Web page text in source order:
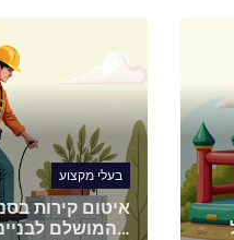
בעלי מקצוע
איטום קירות
המושלם לבניינים גבוהים…